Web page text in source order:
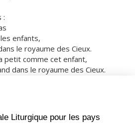
:
enfants,
le royaume des Cieux.
petit comme cet enfant,
dans le royaume des Cieux.
un seul de ces petits,
anges dans les cieux